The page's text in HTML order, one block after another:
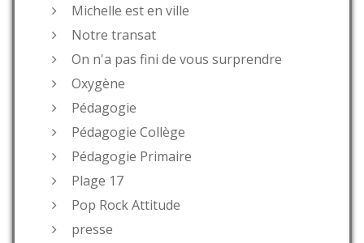
Michelle est en ville
Notre transat
On n'a pas fini de vous surprendre
Oxygène
Pédagogie
Pédagogie Collège
Pédagogie Primaire
Plage 17
Pop Rock Attitude
presse